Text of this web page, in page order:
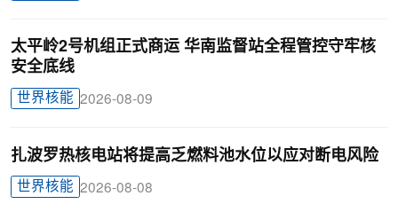
太平岭2号机组正式商运 华南监督站全程管控守牢核
安全底线
世界核能 2026-08-09
扎波罗热核电站将提高乏燃料池水位以应对断电风险
世界核能 2026-08-08